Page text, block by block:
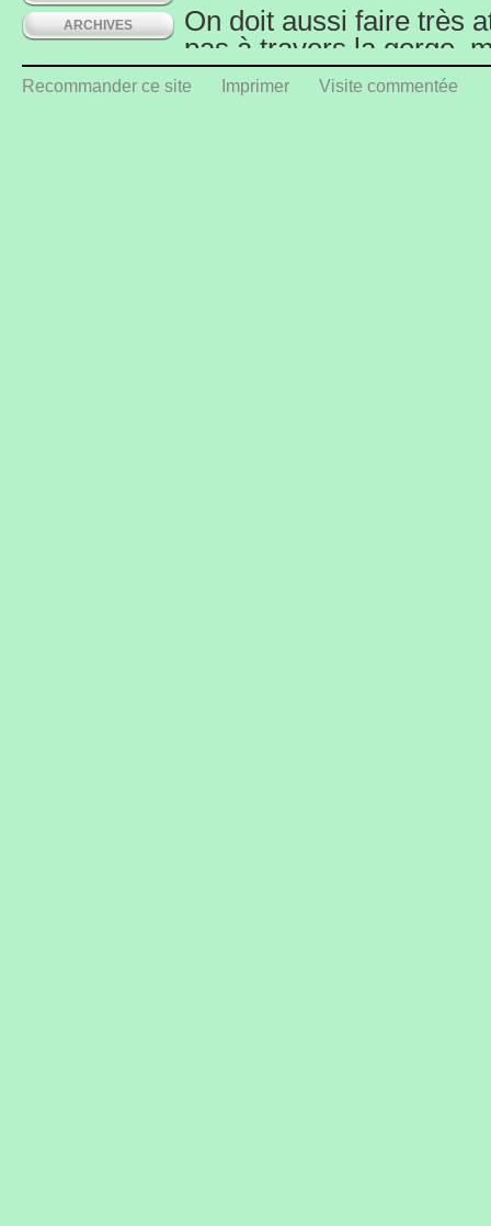
ARCHIVES
On doit aussi faire très
pas à travers la gorge,
se gargariser
Préférer plutot la
Recommander ce site Imprimer Visite commentée